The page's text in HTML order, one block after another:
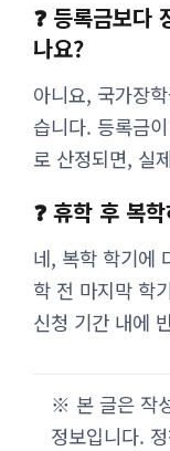
❓ 등록금보다
나요?
아니요, 국가장
습니다. 등록금
로 산정되면, 실
❓ 휴학 후 복
네, 복학 학기에
학 전 마지막 학
신청 기간 내에
※ 본 글은 작
정보입니다.